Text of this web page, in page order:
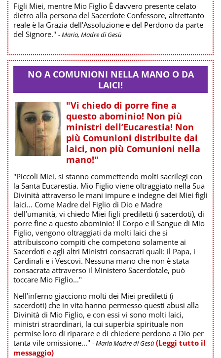
Figli Miei, mentre Mio Figlio È davvero presente celato
dietro alla persona del Sacerdote Confessore, altrettanto
reale è la Grazia dell'Assoluzione e del Perdono da parte
del Signore." - Maria, Madre di Gesù
NO A COMUNIONI NELLA MANO O DA
LAICI!
"Vi chiedo di porre fine a
questo abominio! Non più
ministri dell’Eucarestia! Non
più Comunioni distribuite dai
laici, non più Comunioni nella
mano!"
"Piccoli Miei, si stanno commettendo molti sacrilegi con
la Santa Eucarestia. Mio Figlio viene oltraggiato nella Sua
Divinità attraverso le mani impure e indegne dei Miei figli
laici... Come Madre del Figlio di Dio e Madre
dell’umanità, vi chiedo Miei figli prediletti (i sacerdoti), di
porre fine a questo abominio! Il Corpo e il Sangue di Mio
Figlio, vengono oltraggiati da molti laici che si
attribuiscono compiti che competono solamente ai
Sacerdoti e agli altri Ministri consacrati quali: il Papa, i
Cardinali e i Vescovi. Nessuna mano che non è stata
consacrata attraverso il Ministero Sacerdotale, può
toccare Mio Figlio..."
Nell’inferno giacciono molti dei Miei prediletti (i
sacerdoti) che in vita hanno permesso questi abusi alla
Divinità di Mio Figlio, e con essi vi sono molti laici,
ministri straordinari, la cui superbia spirituale non
permise loro di riparare e di chiedere perdono a Dio per
tanta vile omissione..." - Maria Madre di Gesù (Leggi tutto il
messaggio)